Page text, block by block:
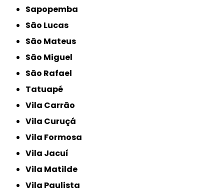
Sapopemba
São Lucas
São Mateus
São Miguel
São Rafael
Tatuapé
Vila Carrão
Vila Curuçá
Vila Formosa
Vila Jacuí
Vila Matilde
Vila Paulista